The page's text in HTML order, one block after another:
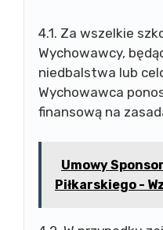
4.1. Za wszelkie
Wychowawcy,
niedbalstwa lub
Wychowawca
finansową na
Umowy
Piłkarskiego -